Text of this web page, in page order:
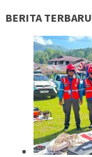
BERITA TERBARU